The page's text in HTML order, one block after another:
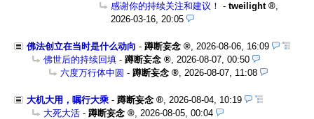
感谢你的持续关注和建议！ - tweilight
,
2026-03-16, 20:05
佛法创立在当时是什么动向 - 蹲断妄念 , 2026-08-06, 16:09
佛世后的持续回填 - 蹲断妄念 , 2026-08-07, 00:50
六度万行体中圆 - 蹲断妄念 , 2026-08-07, 11:08
大机大用，嘱行大乘 - 蹲断妄念
2026-08-04, 10:19
大死大活 - 蹲断妄念
2026-08-05, 00:04